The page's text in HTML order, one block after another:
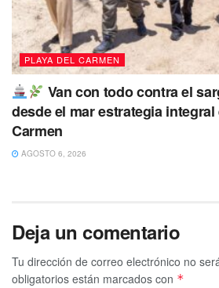
PLAYA DEL CARMEN
Van con todo contra el
desde el mar estrategia integral
Carmen
AGOSTO 6, 2026
Deja un comentario
Tu dirección de correo electrónico no
obligatorios están marcados con *